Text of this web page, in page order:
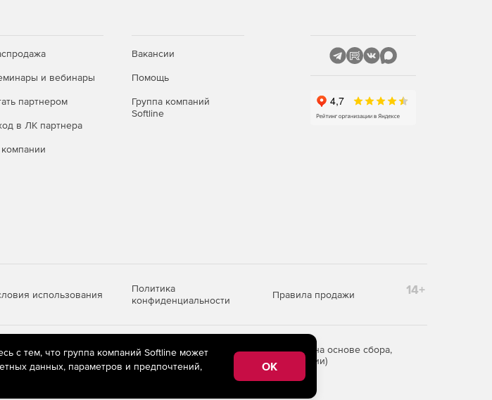
и вебинары
партнером
в ЛК партнера
Вакансии
Помощь
Группа компаний
Softline
использования
Политика
конфиденциальности
Правила продажи 14+
(информационные технологии предоставления информации на основе сбора,
«Интернет», находящихся на территории Российской Федерации)
с тем, что группа компаний Softline может
данных, параметров и предпочтений,
OK